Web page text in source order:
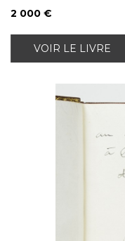
2 000 €
VOIR LE LIVRE